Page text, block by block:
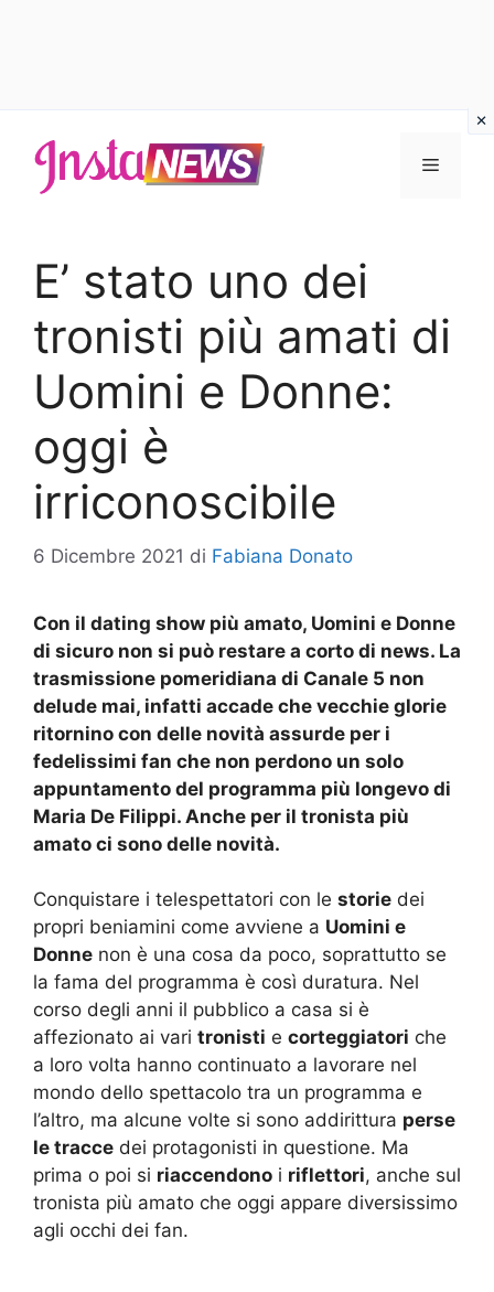
contenuto
Menu
E’ stato uno dei
tronisti più amati di
Uomini e Donne:
oggi è
irriconoscibile
6 Dicembre 2021 di Fabiana Donato
Con il dating show più amato, Uomini e Donne
di sicuro non si può restare a corto di news. La
trasmissione pomeridiana di Canale 5 non
delude mai, infatti accade che vecchie glorie
ritornino con delle novità assurde per i
fedelissimi fan che non perdono un solo
appuntamento del programma più longevo di
Maria De Filippi. Anche per il tronista più
amato ci sono delle novità.
Conquistare i telespettatori con le storie dei
propri beniamini come avviene a Uomini e
Donne non è una cosa da poco, soprattutto se
la fama del programma è così duratura. Nel
corso degli anni il pubblico a casa si è
affezionato ai vari tronisti e corteggiatori che
a loro volta hanno continuato a lavorare nel
mondo dello spettacolo tra un programma e
l’altro, ma alcune volte si sono addirittura perse
le tracce dei protagonisti in questione. Ma
prima o poi si riaccendono i riflettori, anche sul
tronista più amato che oggi appare diversissimo
agli occhi dei fan.